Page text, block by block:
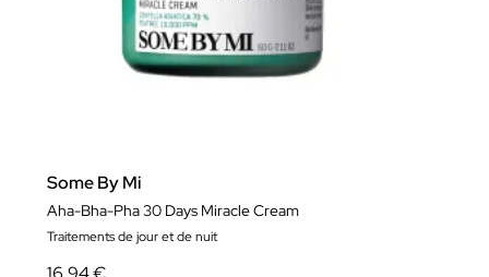
Some By Mi
Aha-Bha-Pha 30 Days Miracle Cream
Traitements de jour et de nuit